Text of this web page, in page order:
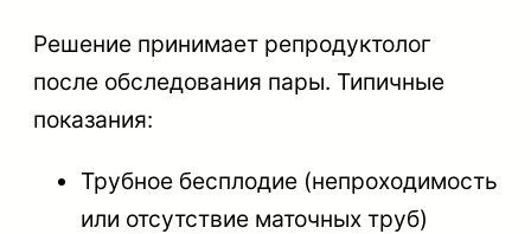
Решение принимает репродуктолог
после обследования пары. Типичные
показания:
Трубное бесплодие (непроходимость
или отсутствие маточных труб)